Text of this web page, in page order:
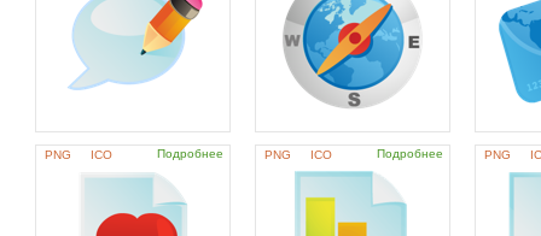
PNG ICO Подробнее PNG ICO Подробнее PNG